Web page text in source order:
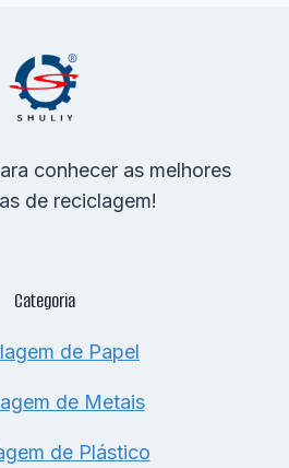
conhecer as melhores
de reciclagem!
Categoria
de Papel
de Metais
de Plástico